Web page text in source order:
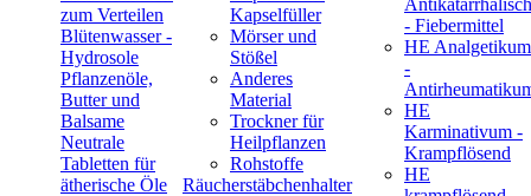
zum Verteilen
Blütenwasser -
Hydrosole
Pflanzenöle,
Butter und
Balsame
Neutrale
Tabletten für
ätherische Öle
Kapselfüller
Mörser und
Stößel
Anderes
Material
Trockner für
Heilpflanzen
Rohstoffe
Räucherstäbchenhalter
Antikatarrhalisch
- Fiebermittel
HE Analgetikum
-
HE
Karminativum -
Krampflösend
HE